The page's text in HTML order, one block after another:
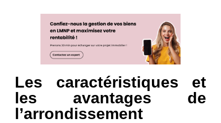
Les caractéristiques et
les avantages de
l’arrondissement